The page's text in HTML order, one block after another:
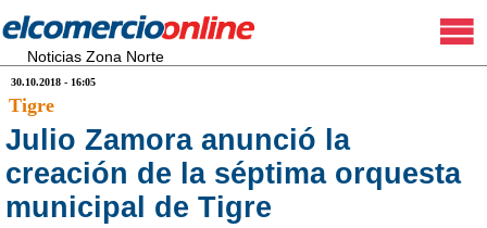
Noticias Zona Norte
30.10.2018 - 16:05
Tigre
Julio Zamora anunció la
creación de la séptima orquesta
municipal de Tigre